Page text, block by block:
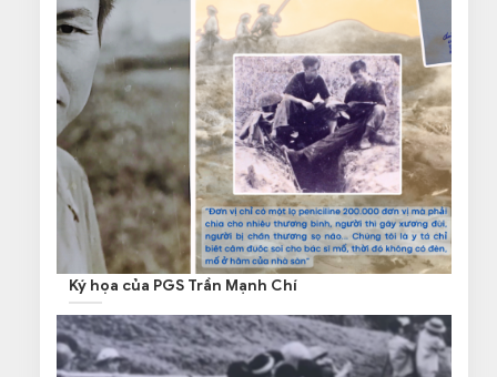
Ký họa của PGS Trần Mạnh Chí